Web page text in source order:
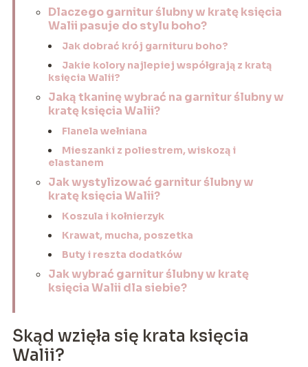
Dlaczego garnitur ślubny w kratę księcia
Walii pasuje do stylu boho?
Jak dobrać krój garnituru boho?
Jakie kolory najlepiej współgrają z kratą
księcia Walii?
Jaką tkaninę wybrać na garnitur ślubny w
kratę księcia Walii?
Flanela wełniana
Mieszanki z poliestrem, wiskozą i
elastanem
Jak wystylizować garnitur ślubny w
kratę księcia Walii?
Koszula i kołnierzyk
Krawat, mucha, poszetka
Buty i reszta dodatków
Jak wybrać garnitur ślubny w kratę
księcia Walii dla siebie?
Skąd wzięła się krata księcia
Walii?